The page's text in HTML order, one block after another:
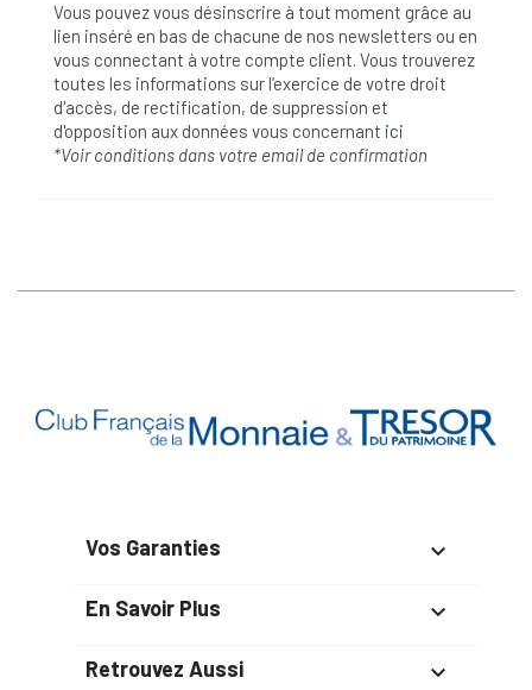
Vous pouvez vous désinscrire à tout moment grâce au
lien inséré en bas de chacune de nos newsletters ou en
vous connectant à votre compte client. Vous trouverez
toutes les informations sur l’exercice de votre droit
d'accès, de rectification, de suppression et
d'opposition aux données vous concernant ici
*Voir conditions dans votre email de confirmation
Vos Garanties 
En Savoir Plus 
Retrouvez Aussi 